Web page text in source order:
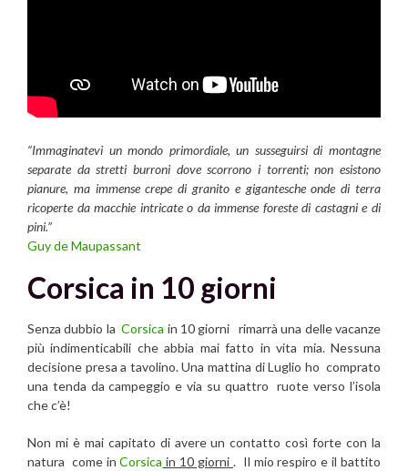
“Immaginatevi un mondo primordiale, un susseguirsi di montagne
separate da stretti burroni dove scorrono i torrenti; non esistono
pianure, ma immense crepe di granito e gigantesche onde di terra
ricoperte da macchie intricate o da immense foreste di castagni e di
pini.”
Guy de Maupassant
Corsica in 10 giorni
Senza dubbio laCorsica in 10 giorni rimarrà una delle vacanze
più indimenticabili che abbia mai fatto in vita mia. Nessuna
decisione presa a tavolino. Una mattina di Luglio ho comprato
una tenda da campeggio e via su quattro ruote verso l’isola
che c’è!
Non mi è mai capitato di avere un contatto così forte con la
natura come inCorsica in 10 giorni . Il mio respiro e il battito